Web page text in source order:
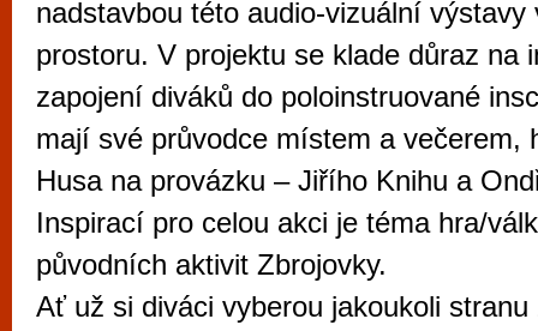
nadstavbou této audio-vizuální výstavy
prostoru. V projektu se klade důraz na
zapojení diváků do poloinstruované
mají své průvodce místem a večerem,
Husa na provázku – Jiřího Knihu a
Inspirací pro celou akci je téma hra/
původních aktivit Zbrojovky.
Ať už si diváci vyberou jakoukoli